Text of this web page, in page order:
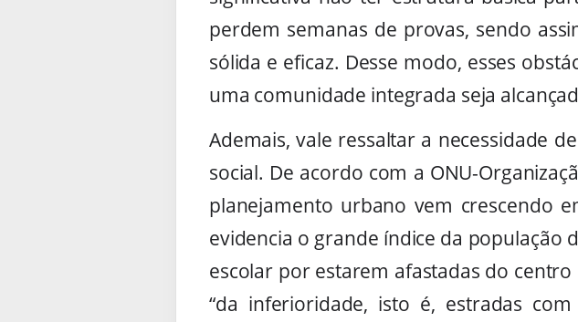
perdem semanas de provas, sendo
sólida e eficaz. Desse modo, esses
uma comunidade integrada seja
Ademais, vale ressaltar a necessidade
social. De acordo com a ONU-
planejamento urbano vem crescendo
evidencia o grande índice da população
escolar por estarem afastadas do
“da inferioridade, isto é, estradas